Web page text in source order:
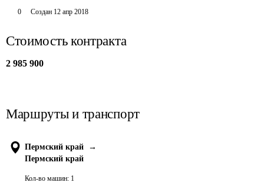
0 Создан 12 апр 2018
Стоимость контракта
2 985 900
Маршруты и транспорт
Пермский край
→
Пермский край
Кол-во машин: 1